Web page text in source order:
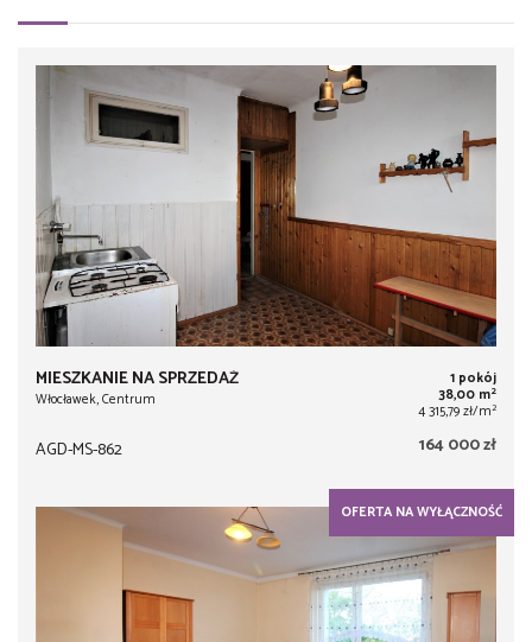
MIESZKANIE NA SPRZEDAŻ
Włocławek, Centrum
1 pokój
38,00 m2
4 315,79 zł/m2
AGD-MS-862 164 000 zł
OFERTA NA WYŁĄCZNOŚĆ